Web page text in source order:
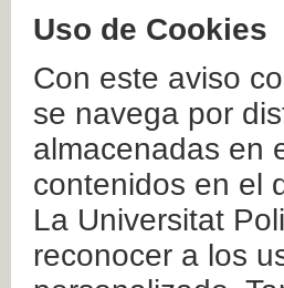
Uso de Cookies
Con este aviso
se navega por
almacenadas en
contenidos en el
La Universitat
reconocer a los